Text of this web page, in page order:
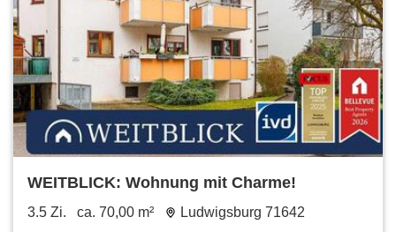
WEITBLICK: Wohnung mit Charme!
3.5 Zi. ca. 70,00 m² Ludwigsburg 71642